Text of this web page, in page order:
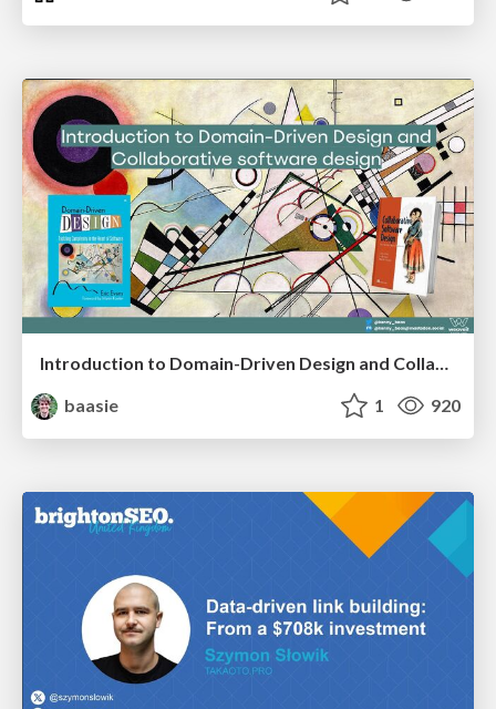
baasie
1 920